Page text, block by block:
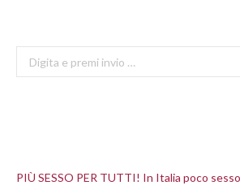
Search:
PIÙ SESSO PER TUTTI! In Italia poco